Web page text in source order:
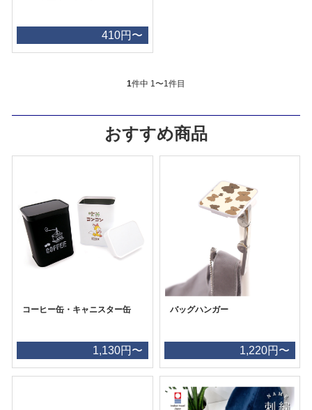
410円〜
1件中 1〜1件目
おすすめ商品
コーヒー缶・キャニスター缶
1,130円〜
バッグハンガー
1,220円〜